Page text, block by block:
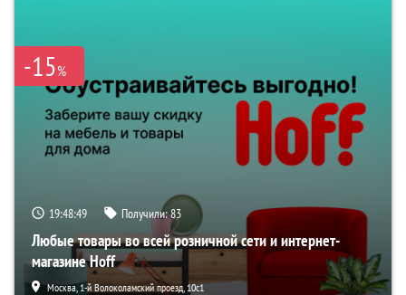
-15%
19:48:48 Получили:83
Любые товары во всей розничной сети и интернет-
магазине Hoff
Москва, 1-й Волоколамский проезд, 10с1